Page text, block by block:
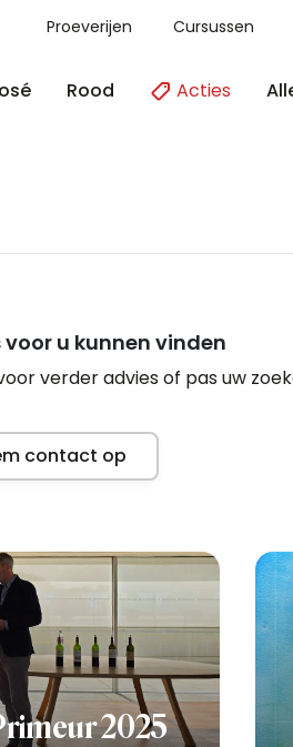
Proeverijen Cursussen
Rood Acties
u kunnen vinden
verder advies of pas uw
contact op
2025